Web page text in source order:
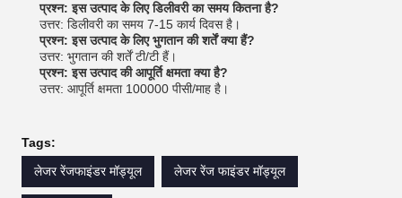
प्रश्न: इस उत्पाद के लिए डिलीवरी का समय कितना है?
उत्तर: डिलीवरी का समय 7-15 कार्य दिवस है।
प्रश्न: इस उत्पाद के लिए भुगतान की शर्तें क्या हैं?
उत्तर: भुगतान की शर्तें टी/टी हैं।
प्रश्न: इस उत्पाद की आपूर्ति क्षमता क्या है?
उत्तर: आपूर्ति क्षमता 100000 पीसी/माह है।
Tags:
लेजर रेंजफाइंडर मॉड्यूल
लेजर रेंज फाइंडर मॉड्यूल